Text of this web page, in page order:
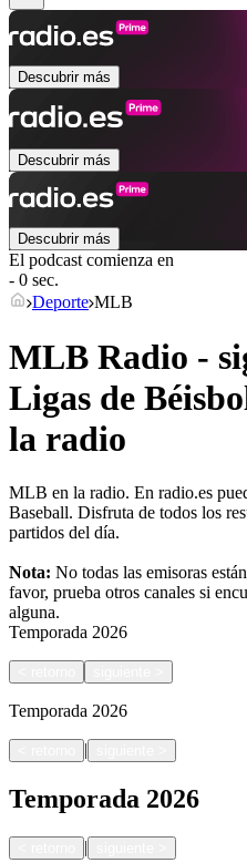
Descubrir más
Descubrir más
Descubrir más
El podcast comienza en
- 0 sec.
Deporte MLB
MLB Radio -
Ligas de
la radio
MLB en la radio. En radio.es
Baseball. Disfruta de todos los
partidos del día.
Nota: No todas las emisoras
favor, prueba otros canales si
alguna.
Temporada 2026
Temporada 2026
|
Temporada 2026
|